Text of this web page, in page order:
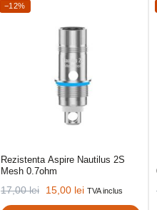
−12%
Rezistenta Aspire Nautilus 2S
Mesh 0.7ohm
17,00lei 15,00 lei TVA inclus